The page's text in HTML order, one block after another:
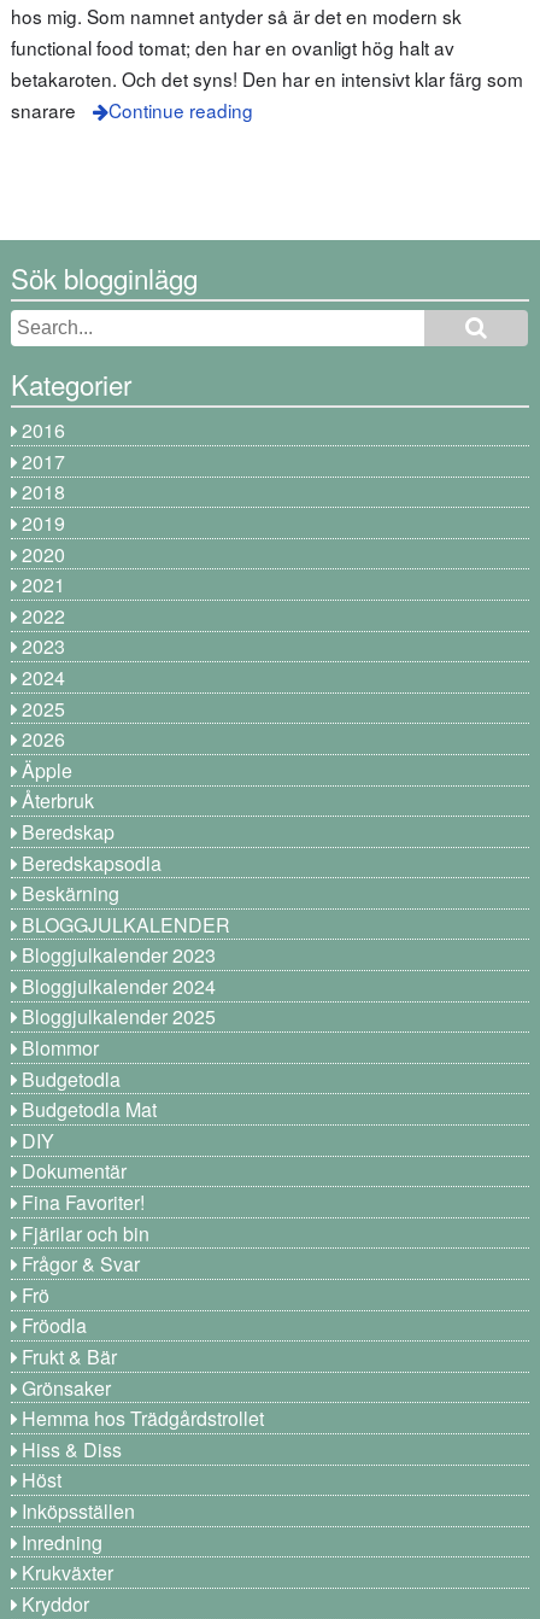
hos mig. Som namnet antyder så är det en modern sk
functional food tomat; den har en ovanligt hög halt av
betakaroten. Och det syns! Den har en intensivt klar färg som
snarare
Continue reading
Sök blogginlägg
Kategorier
2016
2017
2018
2019
2020
2021
2022
2023
2024
2025
2026
Äpple
Återbruk
Beredskap
Beredskapsodla
Beskärning
BLOGGJULKALENDER
Bloggjulkalender 2023
Bloggjulkalender 2024
Bloggjulkalender 2025
Blommor
Budgetodla
Budgetodla Mat
DIY
Dokumentär
Fina Favoriter!
Fjärilar och bin
Frågor & Svar
Frö
Fröodla
Frukt & Bär
Grönsaker
Hemma hos Trädgårdstrollet
Hiss & Diss
Höst
Inköpsställen
Inredning
Krukväxter
Kryddor